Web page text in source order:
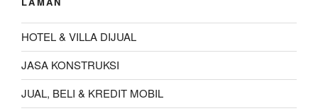
HOTEL & VILLA DIJUAL
JASA KONSTRUKSI
JUAL, BELI & KREDIT MOBIL